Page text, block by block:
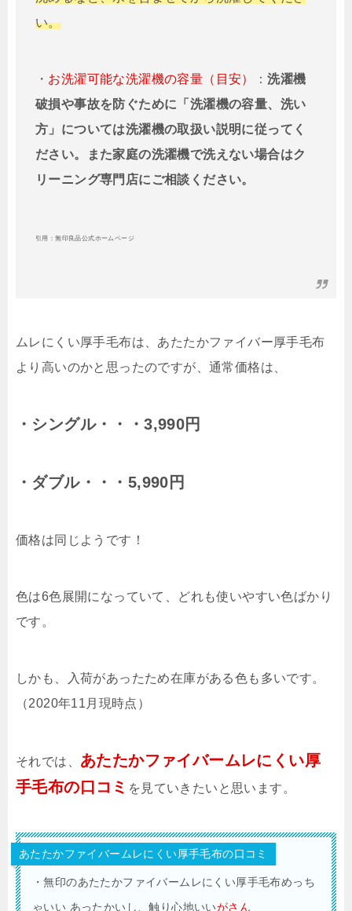
い。
・ お洗濯可能な洗濯機の容量（目安） ：洗濯機
破損や事故を防ぐために「洗濯機の容量、洗い
方」については洗濯機の取扱い説明に従ってく
ださい。また家庭の洗濯機で洗えない場合はク
リーニング専門店にご相談ください。
引用：無印良品公式ホームページ
ムレにくい厚手毛布は、あたたかファイバー厚手毛布
より高いのかと思ったのですが、通常価格は、
・シングル・・・3,990円
・ダブル・・・5,990円
価格は同じようです！
色は6色展開になっていて、どれも使いやすい色ばかり
です。
しかも、入荷があったため在庫がある色も多いです。
（2020年11月現時点）
それでは、 あたたかファイバームレにくい厚
手毛布の口コミ を見ていきたいと思います。
あたたかファイバームレにくい厚手毛布の口コミ
・無印のあたたかファイバームレにくい厚手毛布めっち
ゃいい あったかいし、触り心地いいがさん